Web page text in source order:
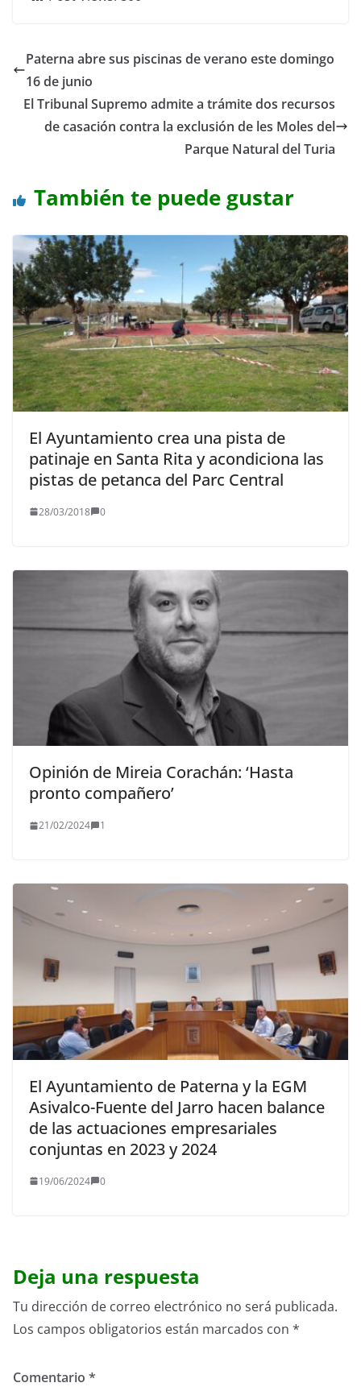
Paterna abre sus piscinas de verano este domingo
16 de junio
El Tribunal Supremo admite a trámite dos recursos
de casación contra la exclusión de les Moles del
Parque Natural del Turia
También te puede gustar
El Ayuntamiento crea una pista de
patinaje en Santa Rita y acondiciona las
pistas de petanca del Parc Central
28/03/2018 0
Opinión de Mireia Corachán: ‘Hasta
pronto compañero’
21/02/2024 1
El Ayuntamiento de Paterna y la EGM
Asivalco-Fuente del Jarro hacen balance
de las actuaciones empresariales
conjuntas en 2023 y 2024
19/06/2024 0
Deja una respuesta
Tu dirección de correo electrónico no será publicada.
Los campos obligatorios están marcados con *
Comentario *